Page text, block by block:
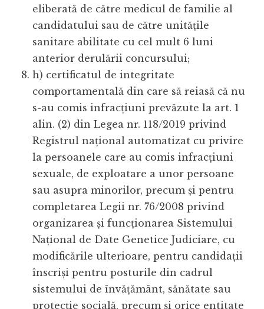
eliberată de către medicul de familie al
candidatului sau de către unitățile
sanitare abilitate cu cel mult 6 luni
anterior derulării concursului;
h) certificatul de integritate
comportamentală din care să reiasă că nu
s-au comis infracțiuni prevăzute la art. 1
alin. (2) din Legea nr. 118/2019 privind
Registrul național automatizat cu privire
la persoanele care au comis infracțiuni
sexuale, de exploatare a unor persoane
sau asupra minorilor, precum și pentru
completarea Legii nr. 76/2008 privind
organizarea și funcționarea Sistemului
Național de Date Genetice Judiciare, cu
modificările ulterioare, pentru candidații
înscriși pentru posturile din cadrul
sistemului de învățământ, sănătate sau
protecție socială, precum și orice entitate